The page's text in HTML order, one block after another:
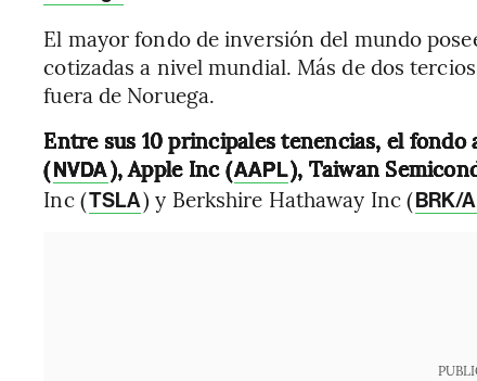
El mayor fondo de inversión del mundo
cotizadas a nivel mundial. Más de dos
fuera de Noruega.
Entre sus 10 principales tenencias, el
(NVDA), Apple Inc (AAPL), Taiwan
Inc (TSLA) y Berkshire Hathaway Inc (BRK/A